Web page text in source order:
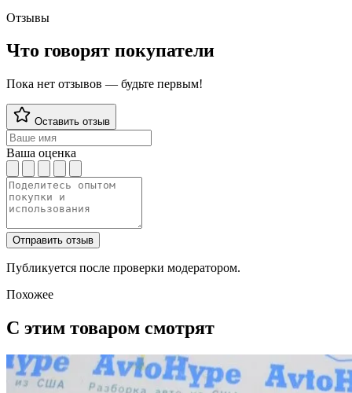
Отзывы
Что говорят покупатели
Пока нет отзывов — будьте первым!
Оставить отзыв
Ваша оценка
Отправить отзыв
Публикуется после проверки модератором.
Похожее
С этим товаром смотрят